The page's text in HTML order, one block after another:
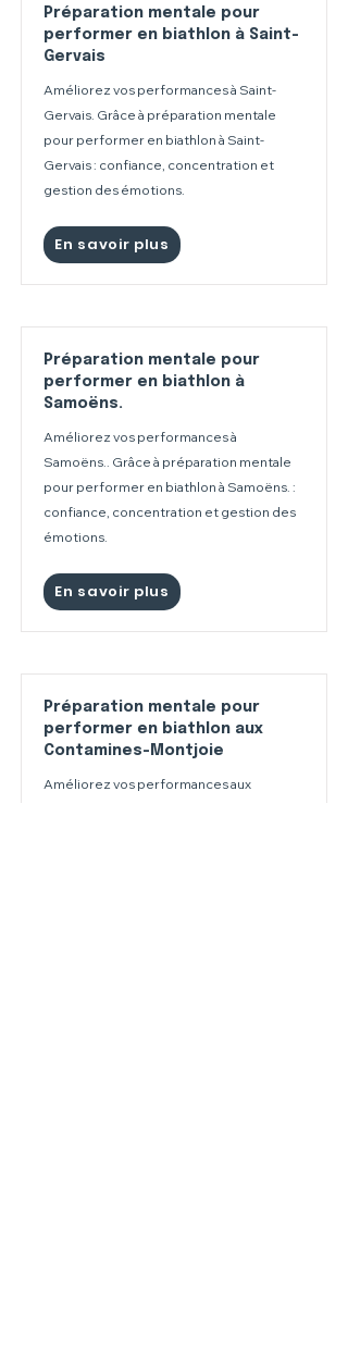
Préparation mentale pour
performer en biathlon à Saint-
Gervais
Améliorez vos performances à Saint-
Gervais. Grâce à préparation mentale
pour performer en biathlon à Saint-
Gervais : confiance, concentration et
gestion des émotions.
En savoir plus
Préparation mentale pour
performer en biathlon à
Samoëns.
Améliorez vos performances à
Samoëns.. Grâce à préparation mentale
pour performer en biathlon à Samoëns. :
confiance, concentration et gestion des
émotions.
En savoir plus
Préparation mentale pour
performer en biathlon aux
Contamines-Montjoie
Améliorez vos performances aux